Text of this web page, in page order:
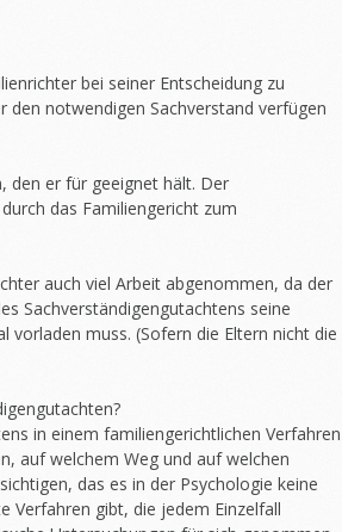
bei seiner Entscheidung zu
notwendigen Sachverstand verfügen
den er für geeignet hält. Der
das Familiengericht zum
auch viel Arbeit abgenommen, da der
Sachverständigengutachtens seine
vorladen muss. (Sofern die Eltern nicht die
in einem familiengerichtlichen Verfahren
auf welchem Weg und auf welchen
das es in der Psychologie keine
Verfahren gibt, die jedem Einzelfall